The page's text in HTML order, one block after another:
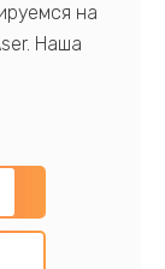
на
Наша
и
ремонт с
а